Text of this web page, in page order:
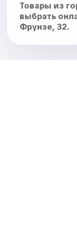
Товары из
выбрать
Фрунзе, 32.